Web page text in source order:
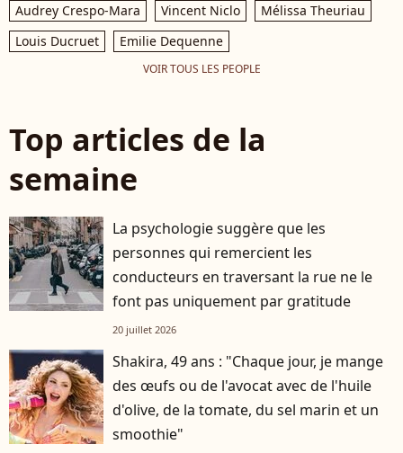
Audrey Crespo-Mara Vincent Niclo
Mélissa Theuriau
Louis Ducruet
Emilie Dequenne
VOIR TOUS LES PEOPLE
Top articles de la
semaine
La psychologie suggère que les
personnes qui remercient les
conducteurs en traversant la rue ne le
font pas uniquement par gratitude
20 juillet 2026
Shakira, 49 ans : "Chaque jour, je mange
des œufs ou de l'avocat avec de l'huile
d'olive, de la tomate, du sel marin et un
smoothie"